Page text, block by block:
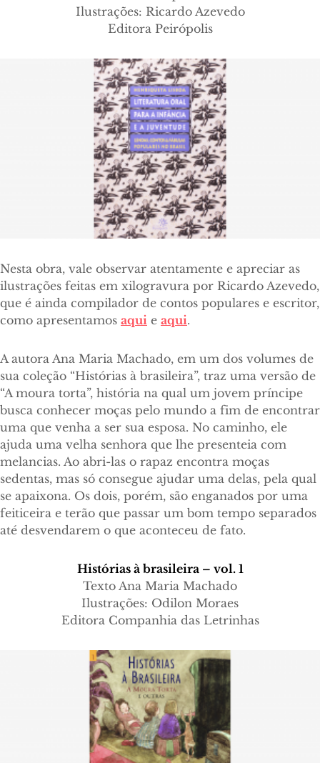
Ilustrações: Ricardo Azevedo
Editora Peirópolis
Nesta obra, vale observar atentamente e apreciar as
ilustrações feitas em xilogravura por Ricardo Azevedo,
que é ainda compilador de contos populares e escritor,
como apresentamos aqui e aqui.
A autora Ana Maria Machado, em um dos volumes de
sua coleção “Histórias à brasileira”, traz uma versão de
“A moura torta”, história na qual um jovem príncipe
busca conhecer moças pelo mundo a fim de encontrar
uma que venha a ser sua esposa. No caminho, ele
ajuda uma velha senhora que lhe presenteia com
melancias. Ao abri-las o rapaz encontra moças
sedentas, mas só consegue ajudar uma delas, pela qual
se apaixona. Os dois, porém, são enganados por uma
feiticeira e terão que passar um bom tempo separados
até desvendarem o que aconteceu de fato.
Histórias à brasileira – vol. 1
Texto Ana Maria Machado
Ilustrações: Odilon Moraes
Editora Companhia das Letrinhas